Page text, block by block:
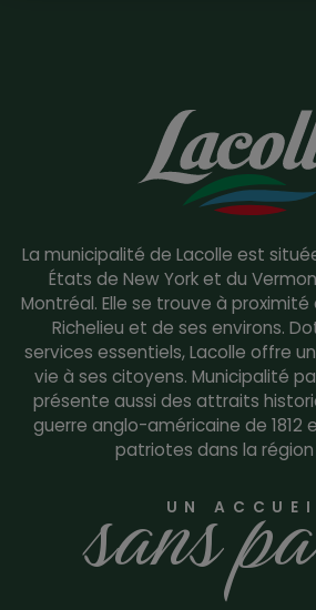
La municipalité de Lacolle est
États de New York et du
Montréal. Elle se trouve à
Richelieu et de ses environs.
services essentiels, Lacolle offre
vie à ses citoyens. Municipalité
présente aussi des attraits
guerre anglo-américaine de 1812
patriotes dans la région
UN
sans